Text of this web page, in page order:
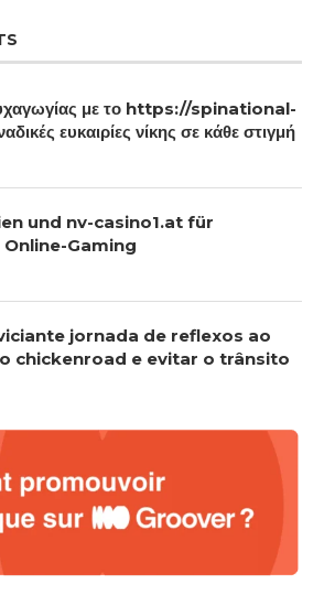
με το https://spinational-
ευκαιρίες νίκης σε κάθε στιγμή
und nv-casino1.at für
Gaming
jornada de reflexos ao
chickenroad e evitar o trânsito